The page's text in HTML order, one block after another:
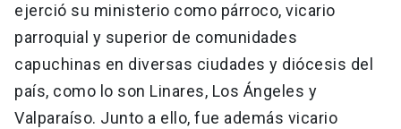
ejerció su ministerio como párroco, vicario
parroquial y superior de comunidades
capuchinas en diversas ciudades y diócesis del
país, como lo son Linares, Los Ángeles y
Valparaíso. Junto a ello, fue además vicario